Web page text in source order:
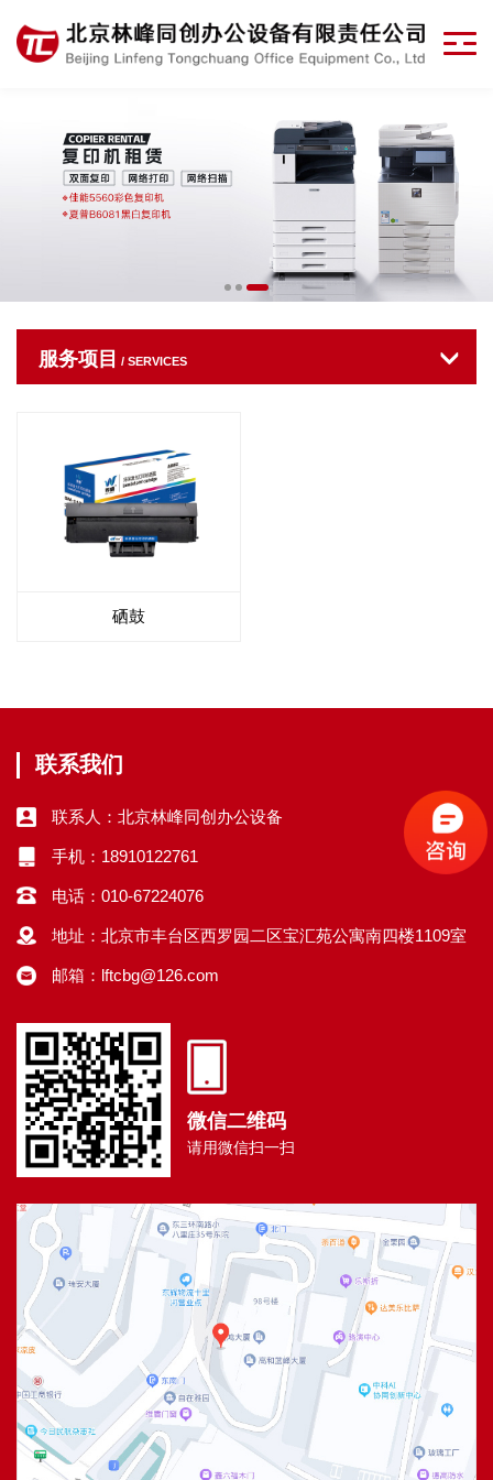
服务项目 / SERVICES
硒鼓
联系我们
联系人：北京林峰同创办公设备
手机：18910122761
电话：010-67224076
地址：北京市丰台区西罗园二区宝汇苑公寓南四楼1109室
邮箱：lftcbg@126.com
微信二维码
请用微信扫一扫